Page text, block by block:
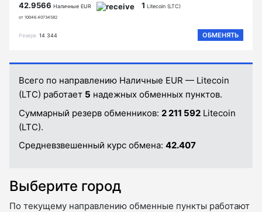
42.9566 Наличные EUR
от 10046.40734582
1 Litecoin (LTC)
Резерв 14 344 ОБМЕНЯТЬ
Всего по направлению Наличные EUR — Litecoin
(LTC) работает 5 надежных обменных пунктов.
Суммарный резерв обменников: 2 211 592 Litecoin
(LTC).
Средневзвешенный курс обмена: 42.407
Выберите город
По текущему направлению обменные пункты работают